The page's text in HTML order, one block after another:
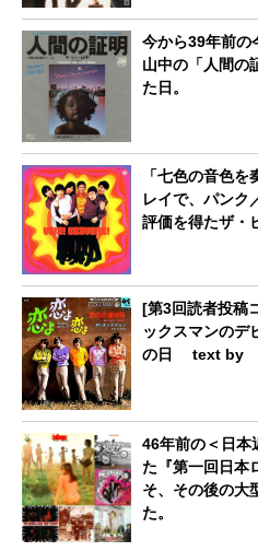
今から39年前の
山中の「人間の
た日。
「七色の音色
レイで、パンク
評価を得たザ・
[第3回読者投稿
ックスマンのデ
の日 text by
46年前の＜日本
た『第一回日本
そ、その後の大
た。